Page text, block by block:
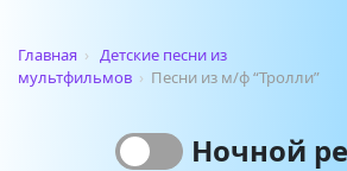
Главная › Детские песни из
мультфильмов › Песни из м/ф “Тролли”
Ночной